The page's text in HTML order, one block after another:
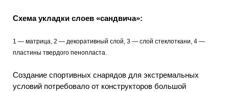
Схема укладки слоев «сандвича»:
1 — матрица, 2 — декоративный слой, 3 — слой стеклоткани, 4 —
пластины твердого пенопласта.
Создание спортивных снарядов для экстремальных
условий потребовало от конструкторов большой